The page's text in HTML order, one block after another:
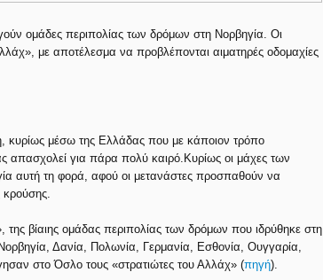
ομάδες περιπολίας των δρόμων στη Νορβηγία. Οι
με αποτέλεσμα να προβλέπονται αιματηρές οδομαχίες
κυρίως μέσω της Ελλάδας που με κάποιον τρόπο
απασχολεί για πάρα πολύ καιρό.Κυρίως οι μάχες των
αυτή τη φορά, αφού οι μετανάστες προσπαθούν να
κρούσης.
βίαιης ομάδας περιπολίας των δρόμων που ιδρύθηκε στη
Δανία, Πολωνία, Γερμανία, Εσθονία, Ουγγαρία,
στο Όσλο τους «στρατιώτες του Αλλάχ» (πηγή).